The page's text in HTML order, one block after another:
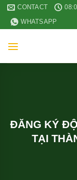
Skip
content
CONTACT
WHATSAPP
ĐĂNG KÝ
TẠI